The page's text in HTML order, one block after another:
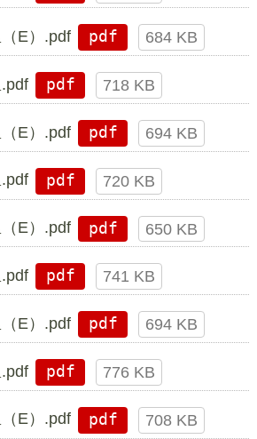
E）.pdf pdf 684 KB
pdf 718 KB
E）.pdf pdf 694 KB
pdf 720 KB
E）.pdf pdf 650 KB
pdf 741 KB
E）.pdf pdf 694 KB
pdf 776 KB
E）.pdf pdf 708 KB